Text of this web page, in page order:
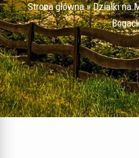
Strona główna»Działki na